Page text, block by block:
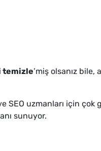
temizle’miş olsanız
SEO uzmanları için
sunuyor.